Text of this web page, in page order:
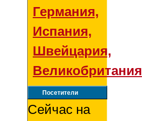
Германия,
Испания,
Швейцария,
Великобритания
Посетители
Сейчас на